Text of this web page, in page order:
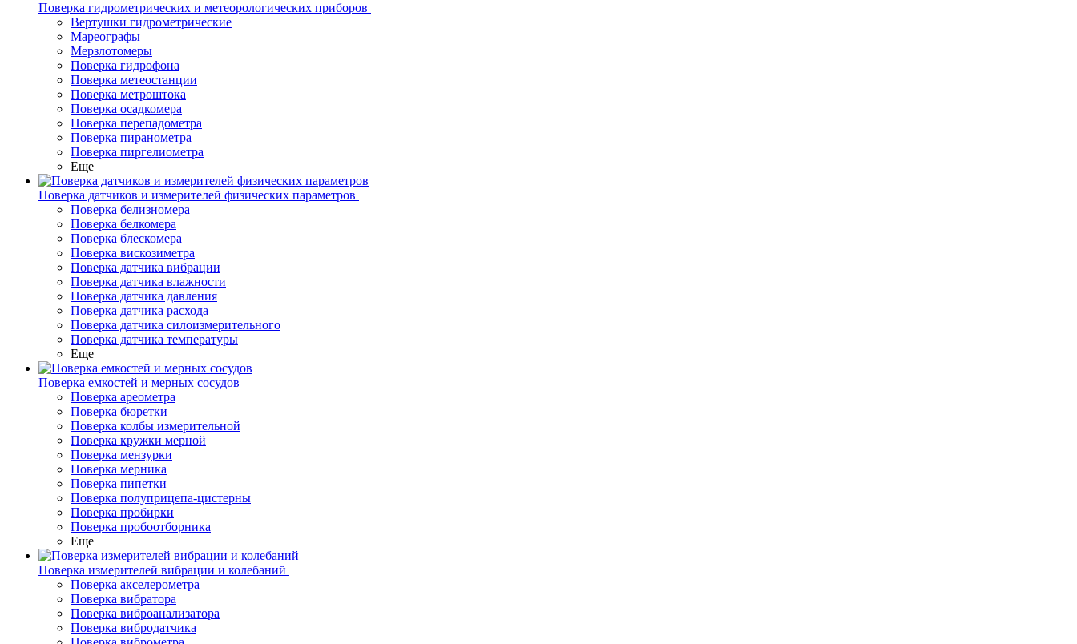
Поверка гидрометрических и метеорологических приборов
Вертушки гидрометрические
Мареографы
Мерзлотомеры
Поверка гидрофона
Поверка метеостанции
Поверка метроштока
Поверка осадкомера
Поверка перепадометра
Поверка пиранометра
Поверка пиргелиометра
Еще
Поверка датчиков и измерителей физических параметров
Поверка белизномера
Поверка белкомера
Поверка блескомера
Поверка вискозиметра
Поверка датчика вибрации
Поверка датчика влажности
Поверка датчика давления
Поверка датчика расхода
Поверка датчика силоизмерительного
Поверка датчика температуры
Еще
Поверка емкостей и мерных сосудов
Поверка ареометра
Поверка бюретки
Поверка колбы измерительной
Поверка кружки мерной
Поверка мензурки
Поверка мерника
Поверка пипетки
Поверка полуприцепа-цистерны
Поверка пробирки
Поверка пробоотборника
Еще
Поверка измерителей вибрации и колебаний
Поверка акселерометра
Поверка вибратора
Поверка виброанализатора
Поверка вибродатчика